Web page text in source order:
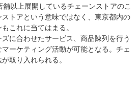
以上展開しているチェーンストアのこ
トアという意味ではなく、東京都内の
これに当てはまる。
に合わせたサービス、商品陳列を行う
ーケティング活動が可能となる。チェ
取り入れられる。